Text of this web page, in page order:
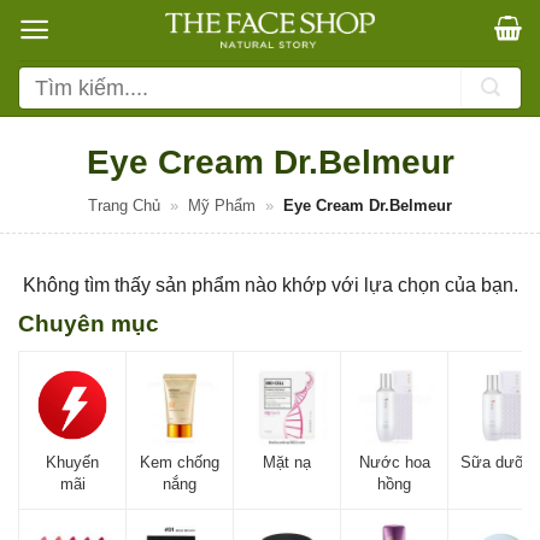
qua
nội
dung
Tìm
kiếm:
Eye Cream Dr.Belmeur
Trang Chủ » Mỹ Phẩm » Eye Cream Dr.Belmeur
Không tìm thấy sản phẩm nào khớp với lựa chọn của bạn.
Chuyên mục
Khuyến
mãi
Kem chống
nắng
Mặt nạ
Nước hoa
hồng
Sữa